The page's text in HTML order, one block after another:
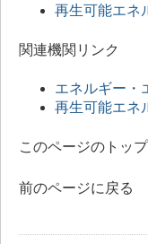
再生可能エネ
関連機関リンク
エネルギー・
再生可能エネ
このページのトッ
前のページに戻る